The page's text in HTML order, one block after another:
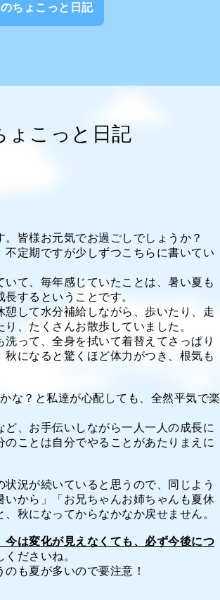
ちょこっと日記
ょこっと日記
皆様お元気でお過ごしでしょうか？
定期ですが少しずつこちらに書いてい
て、毎年感じていたことは、暑い夏も
するということです。
して水分補給しながら、歩いたり、走
、たくさんお散歩していました。
って、全身を拭いて着替えてさっぱり
になると驚くほど体力がつき、根気も
な？と私達が心配しても、全然平気で楽
、お手伝いしながら一人一人の成長に
ことは自分でやることがあたりまえに
況が続いていると思うので、同じよう
から」「お兄ちゃんお姉ちゃんも夏休
秋になってからなかなか戻せません。
は変化が見えなくても、必ず今後につ
ださいね。
のも夏が多いので要注意！